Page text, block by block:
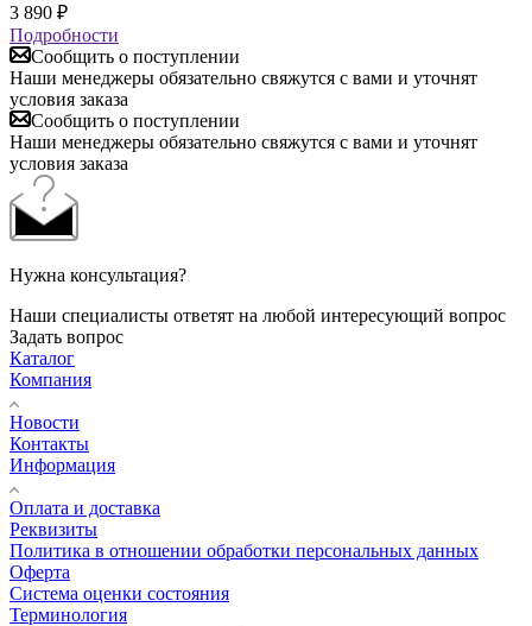
3 890 ₽
Подробности
Сообщить о поступлении
Наши менеджеры обязательно свяжутся с вами и уточнят
условия заказа
Сообщить о поступлении
Наши менеджеры обязательно свяжутся с вами и уточнят
условия заказа
Нужна консультация?
Наши специалисты ответят на любой интересующий вопрос
Задать вопрос
Каталог
Компания
Новости
Контакты
Информация
Оплата и доставка
Реквизиты
Политика в отношении обработки персональных данных
Оферта
Система оценки состояния
Терминология